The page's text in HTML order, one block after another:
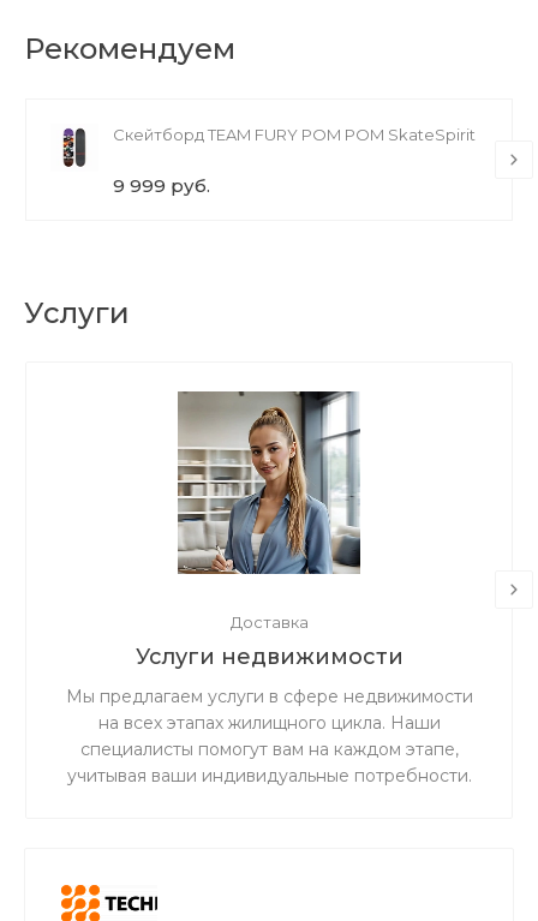
Рекомендуем
Скейтборд TEAM FURY POM POM SkateSpirit
9 999 руб.
Услуги
Доставка
Услуги недвижимости
Мы предлагаем услуги в сфере недвижимости
на всех этапах жилищного цикла. Наши
специалисты помогут вам на каждом этапе,
учитывая ваши индивидуальные потребности.